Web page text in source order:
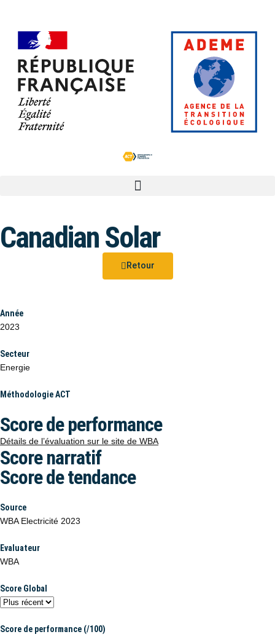
Canadian Solar
Retour
Année
2023
Secteur
Energie
Méthodologie ACT
Score de performance
Détails de l’évaluation sur le site de WBA
Score narratif
Score de tendance
Source
WBA Electricité 2023
Evaluateur
WBA
Score Global
Score de performance (/100)